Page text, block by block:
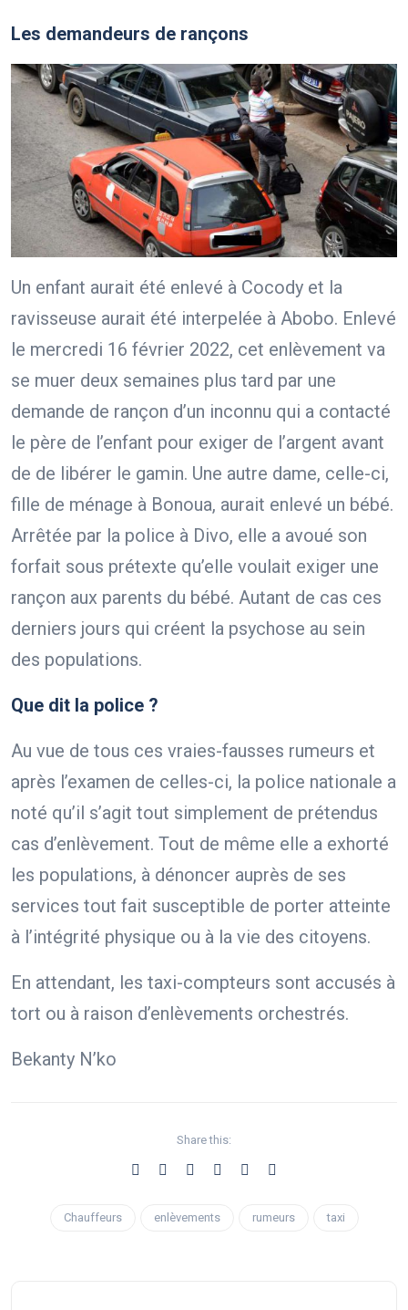
Les demandeurs de rançons
Un enfant aurait été enlevé à Cocody et la
ravisseuse aurait été interpelée à Abobo. Enlevé
le mercredi 16 février 2022, cet enlèvement va
se muer deux semaines plus tard par une
demande de rançon d’un inconnu qui a contacté
le père de l’enfant pour exiger de l’argent avant
de de libérer le gamin. Une autre dame, celle-ci,
fille de ménage à Bonoua, aurait enlevé un bébé.
Arrêtée par la police à Divo, elle a avoué son
forfait sous prétexte qu’elle voulait exiger une
rançon aux parents du bébé. Autant de cas ces
derniers jours qui créent la psychose au sein
des populations.
Que dit la police ?
Au vue de tous ces vraies-fausses rumeurs et
après l’examen de celles-ci, la police nationale a
noté qu’il s’agit tout simplement de prétendus
cas d’enlèvement. Tout de même elle a exhorté
les populations, à dénoncer auprès de ses
services tout fait susceptible de porter atteinte
à l’intégrité physique ou à la vie des citoyens.
En attendant, les taxi-compteurs sont accusés à
tort ou à raison d’enlèvements orchestrés.
Bekanty N’ko
Share this:
Chauffeurs enlèvements rumeurs taxi